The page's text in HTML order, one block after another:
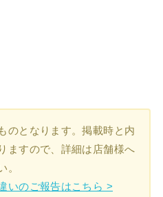
のとなります。掲載時と内
ますので、詳細は店舗様へ
。
いのご報告はこちら >